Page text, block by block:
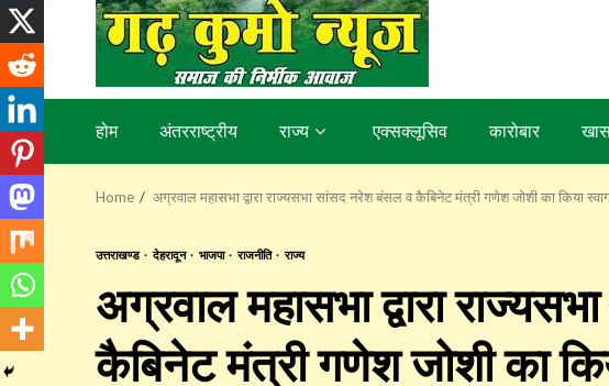
होम अंतरराष्ट्रीय राज्य एक्सक्लूसिव कारोबार
Home अग्रवाल महासभा द्वारा राज्यसभा सांसद नरेश बंसल व कैबिनेट मंत्री गणेश जोशी का किया
उत्तराखण्ड देहरादून भाजपा राजनीति राज्य
अग्रवाल महासभा द्वारा
कैबिनेट मंत्री गणेश जोशी का